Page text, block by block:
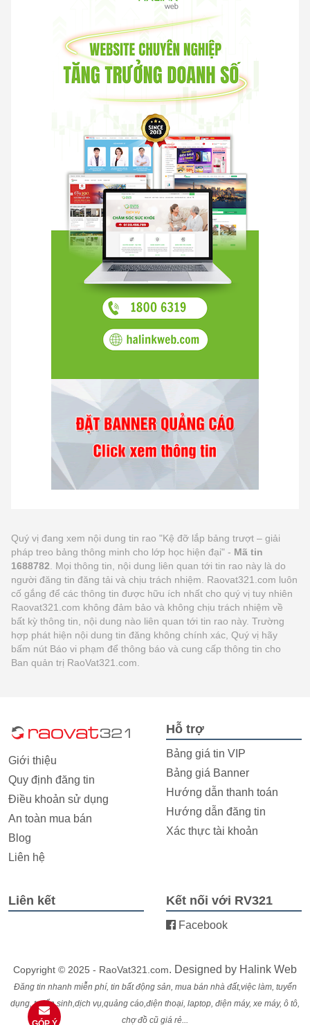
Quý vị đang xem nội dung tin rao "Kệ đỡ lắp bảng trượt – giải
pháp treo bảng thông minh cho lớp học hiện đại" - Mã tin
1688782 . Mọi thông tin, nội dung liên quan tới tin rao này là do
người đăng tin đăng tải và chịu trách nhiệm. Raovat321.com luôn
cố gắng để các thông tin được hữu ích nhất cho quý vị tuy nhiên
Raovat321.com không đảm bảo và không chịu trách nhiệm về
bất kỳ thông tin, nội dung nào liên quan tới tin rao này. Trường
hợp phát hiện nội dung tin đăng không chính xác, Quý vị hãy
bấm nút Báo vi phạm để thông báo và cung cấp thông tin cho
Ban quản trị RaoVat321.com.
Giới thiệu
Quy định đăng tin
Điều khoản sử dụng
An toàn mua bán
Blog
Liên hệ
Hỗ trợ
Bảng giá tin VIP
Bảng giá Banner
Hướng dẫn thanh toán
Hướng dẫn đăng tin
Xác thực tài khoản
Liên kết Kết nối với RV321
Facebook
Copyright © 2025 - RaoVat321.com. Designed by Halink Web
Đăng tin nhanh miễn phí, tin bất động sản, mua bán nhà đất,việc làm, tuyển
dụng, tuyển sinh,dịch vụ,quảng cáo,điện thoại, laptop, điện máy, xe máy, ô tô,
chợ đồ cũ giá rẻ...